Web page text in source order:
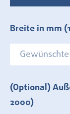
Breite in mm
(Optional)
2000)